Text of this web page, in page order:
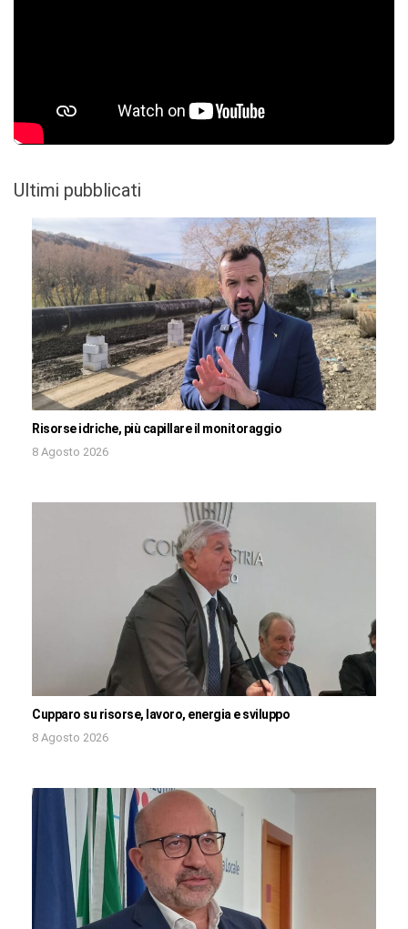
Ultimi pubblicati
Risorse idriche, più capillare il monitoraggio
8 Agosto 2026
Cupparo su risorse, lavoro, energia e sviluppo
8 Agosto 2026